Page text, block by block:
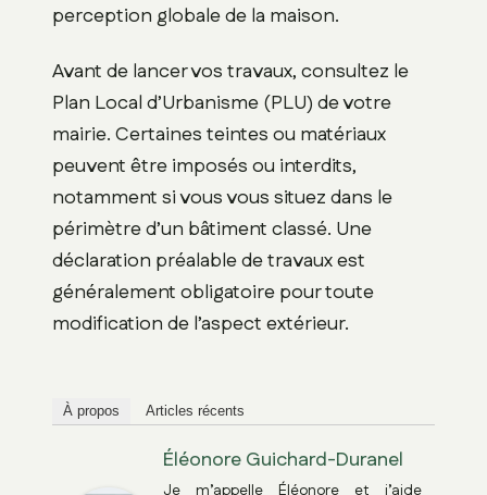
perception globale de la maison.
Avant de lancer vos travaux, consultez le
Plan Local d’Urbanisme (PLU) de votre
mairie. Certaines teintes ou matériaux
peuvent être imposés ou interdits,
notamment si vous vous situez dans le
périmètre d’un bâtiment classé. Une
déclaration préalable de travaux est
généralement obligatoire pour toute
modification de l’aspect extérieur.
À propos Articles récents
Éléonore Guichard-Duranel
Je m’appelle Éléonore et j’aide